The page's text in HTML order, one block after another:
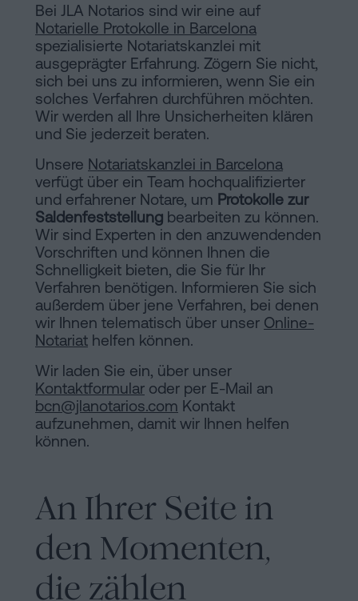
Bei JLA Notarios sind wir eine auf
Notarielle Protokolle in Barcelona
spezialisierte Notariatskanzlei mit
ausgeprägter Erfahrung. Zögern Sie nicht,
sich bei uns zu informieren, wenn Sie ein
solches Verfahren durchführen möchten.
Wir werden all Ihre Unsicherheiten klären
und Sie jederzeit beraten.
Unsere Notariatskanzlei in Barcelona
verfügt über ein Team hochqualifizierter
und erfahrener Notare, um Protokolle zur
Saldenfeststellung bearbeiten zu können.
Wir sind Experten in den anzuwendenden
Vorschriften und können Ihnen die
Schnelligkeit bieten, die Sie für Ihr
Verfahren benötigen. Informieren Sie sich
außerdem über jene Verfahren, bei denen
wir Ihnen telematisch über unser Online-
Notariat helfen können.
Wir laden Sie ein, über unser
Kontaktformular oder per E-Mail an
bcn@jlanotarios.com Kontakt
aufzunehmen, damit wir Ihnen helfen
können.
An Ihrer Seite in
den Momenten,
die zählen